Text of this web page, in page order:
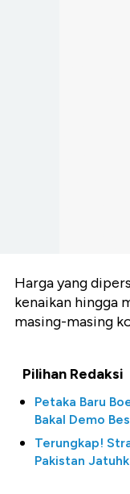
Harga yang
kenaikan hingga
masing-masing
Pilihan Redaksi
Petaka Baru
Bakal Demo
Terungkap!
Pakistan